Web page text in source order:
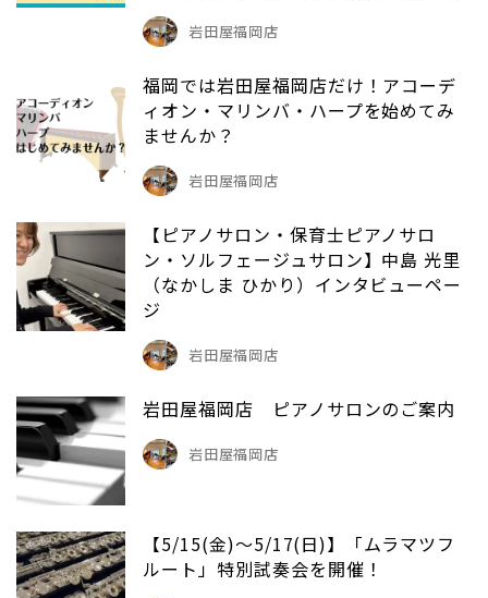
岩田屋福岡店
福岡では岩田屋福岡店だけ！アコーデ
ィオン・マリンバ・ハープを始めてみ
ませんか？
岩田屋福岡店
【ピアノサロン・保育士ピアノサロ
ン・ソルフェージュサロン】中島 光里
（なかしま ひかり）インタビューペー
ジ
岩田屋福岡店
岩田屋福岡店 ピアノサロンのご案内
岩田屋福岡店
【5/15(金)～5/17(日)】「ムラマツフ
ルート」特別試奏会を開催！